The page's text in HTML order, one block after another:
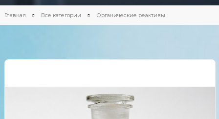
Главная Все категории Органические реактивы